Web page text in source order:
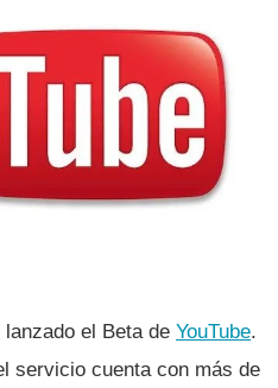
el Beta de YouTube.
servicio cuenta con más de